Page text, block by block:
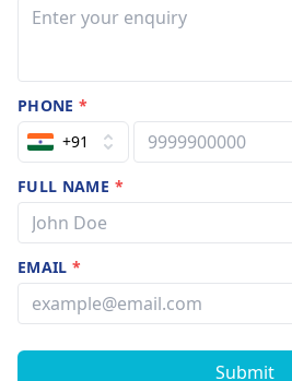
PHONE*
+91
FULL NAME *
EMAIL*
Submit